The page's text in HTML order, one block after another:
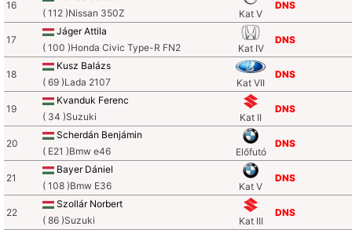
16
( 112 )Nissan 350Z
Kat V
DNS
17
Jáger Attila
( 100 )Honda Civic Type-R FN2
Kat IV
DNS
18
Kusz Balázs
( 69 )Lada 2107
Kat VII
DNS
19
Kvanduk Ferenc
( 34 )Suzuki
Kat II
DNS
20
Scherdán Benjámin
( E21 )Bmw e46
Előfutó
DNS
21
Bayer Dániel
( 108 )Bmw E36
Kat V
DNS
22
Szollár Norbert
( 86 )Suzuki
Kat III
DNS